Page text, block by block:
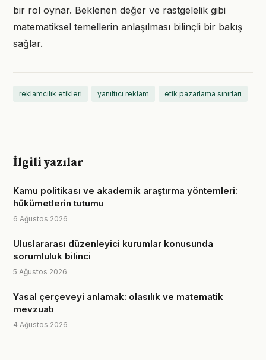
bir rol oynar. Beklenen değer ve rastgelelik gibi
matematiksel temellerin anlaşılması bilinçli bir bakış
sağlar.
reklamcılık etikleri yanıltıcı reklam etik pazarlama sınırları
İlgili yazılar
Kamu politikası ve akademik araştırma yöntemleri:
hükümetlerin tutumu
6 Ağustos 2026
Uluslararası düzenleyici kurumlar konusunda
sorumluluk bilinci
5 Ağustos 2026
Yasal çerçeveyi anlamak: olasılık ve matematik
mevzuatı
4 Ağustos 2026